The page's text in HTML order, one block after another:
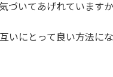
づいてあげれています
いにとって良い方法に